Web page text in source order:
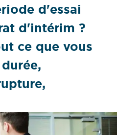
d'essai
d'intérim ?
ce que vous